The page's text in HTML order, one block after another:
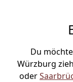
Du
Würzburg
oder